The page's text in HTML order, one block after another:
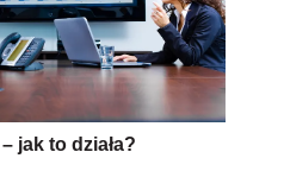
jak to działa?